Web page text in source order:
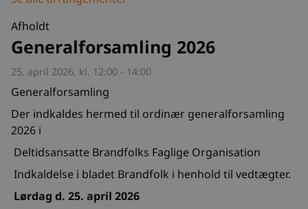
Afholdt
Generalforsamling 2026
25. april 2026, kl. 12:00 - 14:00
Generalforsamling
Der indkaldes hermed til ordinær generalforsamling
2026 i
Deltidsansatte Brandfolks Faglige Organisation
Indkaldelse i bladet Brandfolk i henhold til vedtægter.
Lørdag d. 25. april 2026